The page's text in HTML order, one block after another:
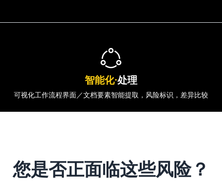
智能化·处理
可视化工作流程界面／文档要素智能提取，风险标识，差异比较
您是否正面临这些风险？